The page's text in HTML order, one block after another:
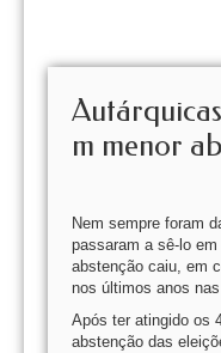
m menor
Nem sempre foram
passaram a sê-lo
abstenção caiu, em
nos últimos anos
Após ter atingido os
abstenção das